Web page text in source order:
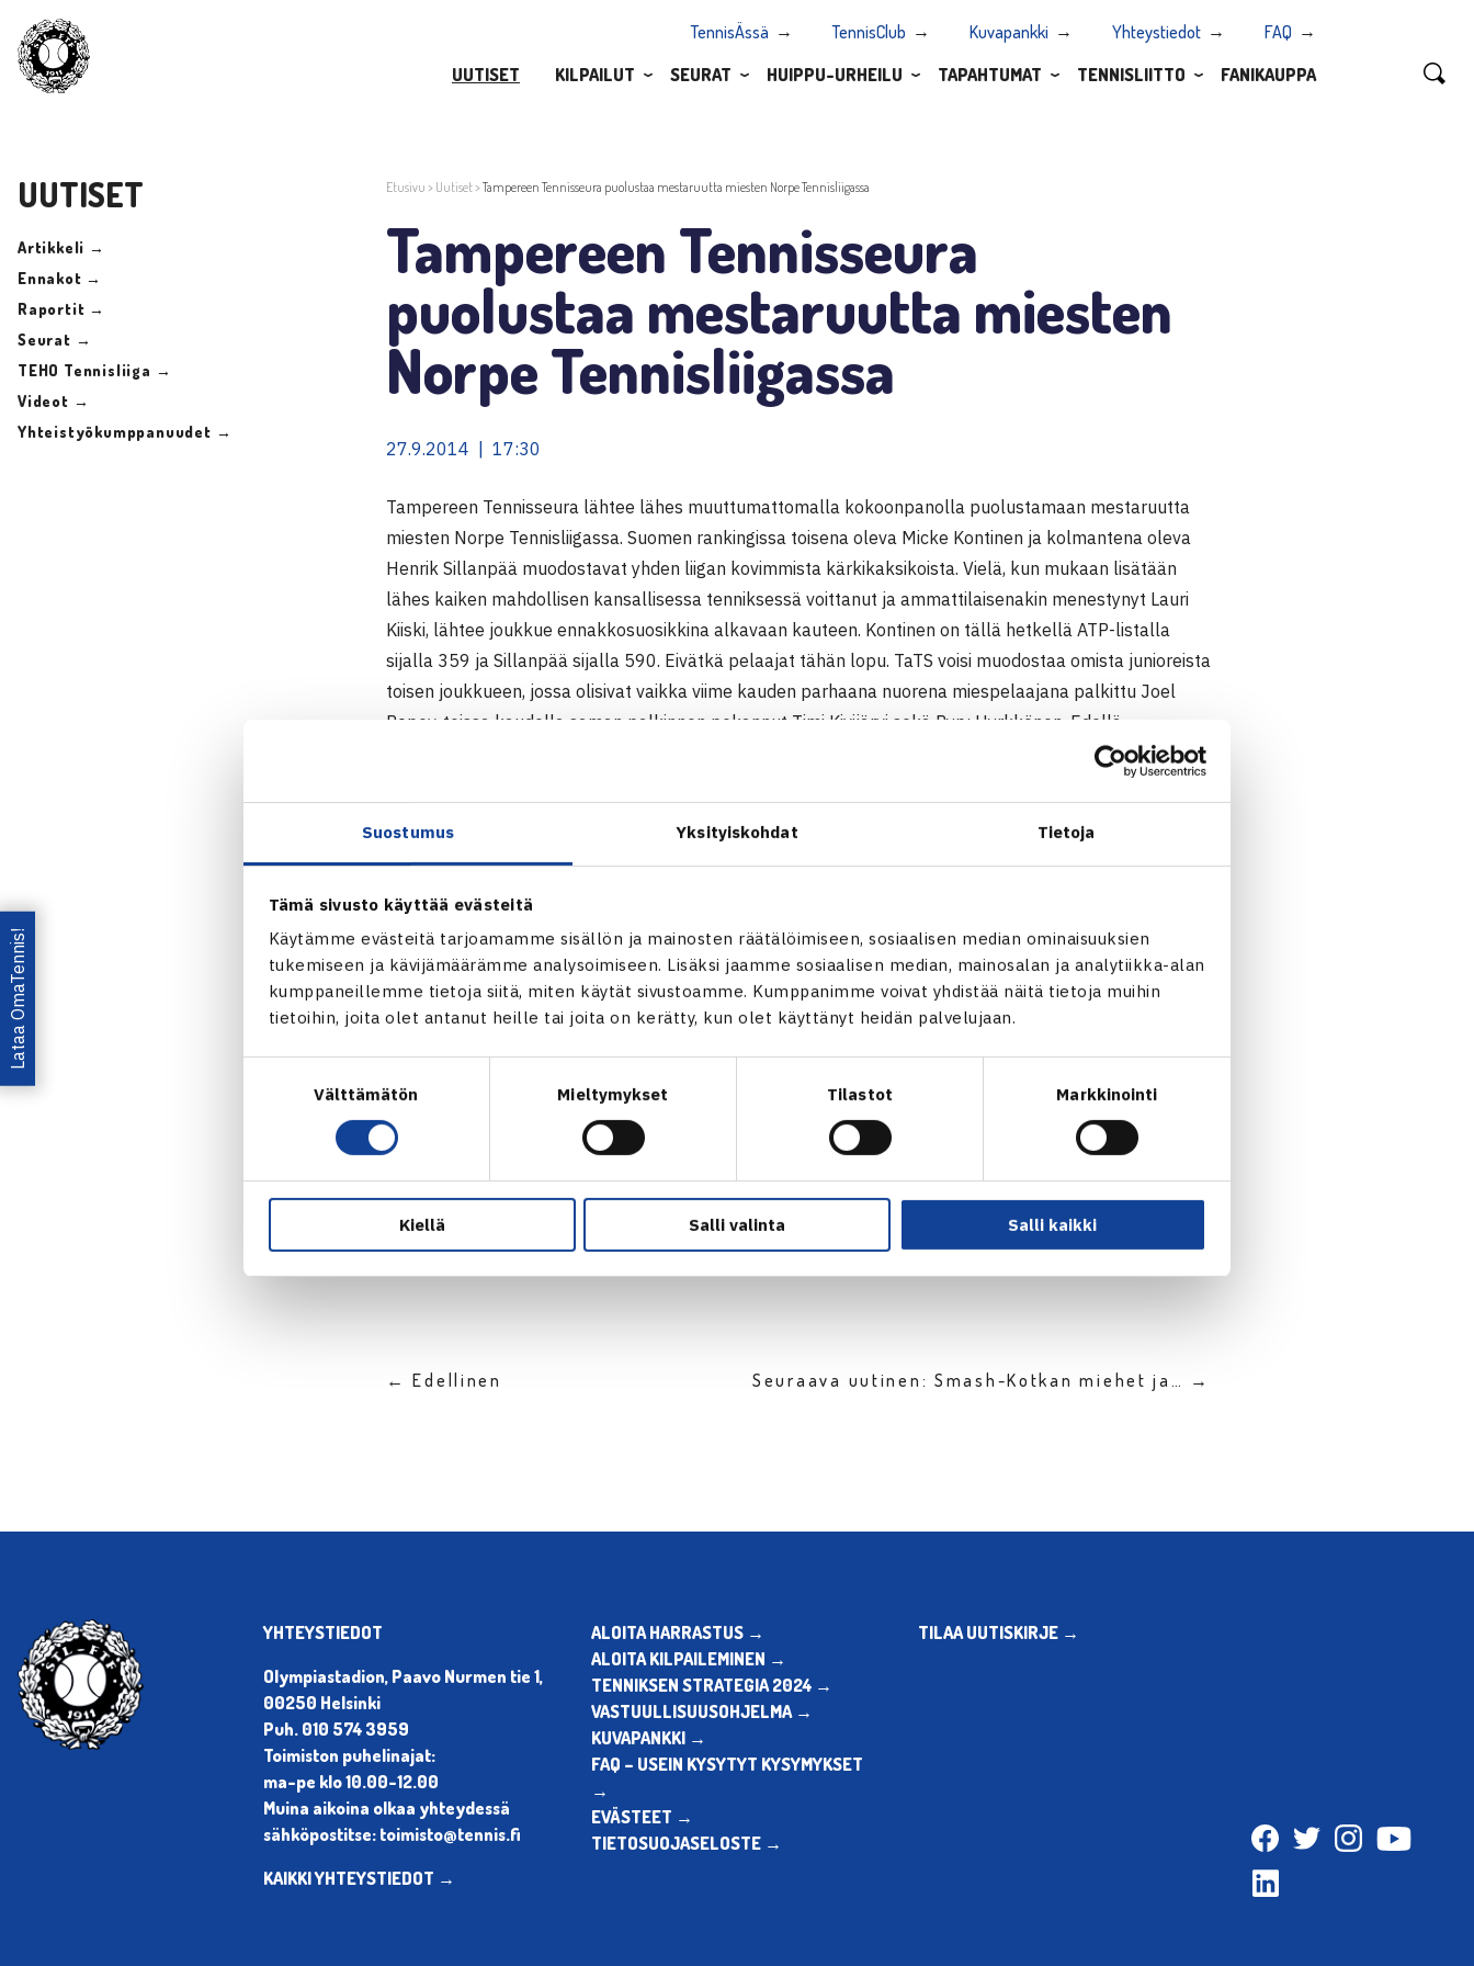
Suostumus Yksityiskohdat Tietoja
Tämä sivusto käyttää evästeitä
Käytämme evästeitä tarjoamamme sisällön ja mainosten räätälöimiseen, sosiaalisen median ominaisuuksien
tukemiseen ja kävijämäärämme analysoimiseen. Lisäksi jaamme sosiaalisen median, mainosalan ja analytiikka-alan
kumppaneillemme tietoja siitä, miten käytät sivustoamme. Kumppanimme voivat yhdistää näitä tietoja muihin
tietoihin, joita olet antanut heille tai joita on kerätty, kun olet käyttänyt heidän palvelujaan.
Välttämätön Mieltymykset Tilastot Markkinointi
Kiellä Salli valinta Salli kaikki
TennisÄssä TennisClub Kuvapankki Yhteystiedot
FAQ
UUTISET
KILPAILUT SEURAT HUIPPU-URHEILU TAPAHTUMAT TENNISLIITTO FANIKAUPPA
UUTISET
Artikkeli →
Ennakot →
Raportit →
Seurat →
TEHO Tennisliiga →
Videot →
Yhteistyökumppanuudet →
Etusivu > Uutiset>Tampereen Tennisseura puolustaa mestaruutta miesten Norpe Tennisliigassa
Tampereen Tennisseura
puolustaa mestaruutta miesten
Norpe Tennisliigassa
27.9.2014 | 17:30
Tampereen Tennisseura lähtee lähes muuttumattomalla kokoonpanolla puolustamaan mestaruutta
miesten Norpe Tennisliigassa. Suomen rankingissa toisena oleva Micke Kontinen ja kolmantena oleva
Henrik Sillanpää muodostavat yhden liigan kovimmista kärkikaksikoista. Vielä, kun mukaan lisätään
lähes kaiken mahdollisen kansallisessa tenniksessä voittanut ja ammattilaisenakin menestynyt Lauri
Kiiski, lähtee joukkue ennakkosuosikkina alkavaan kauteen. Kontinen on tällä hetkellä ATP-listalla
sijalla 359 ja Sillanpää sijalla 590. Eivätkä pelaajat tähän lopu. TaTS voisi muodostaa omista junioreista
toisen joukkueen, jossa olisivat vaikka viime kauden parhaana nuorena miespelaajana palkittu Joel
Popov, toissa kaudella saman palkinnon pokannut Timi Kivijärvi sekä Pyry Hyrkkönen. Edellä
mainittujen lisäksi tamperelaisten joukkueen vahvuuteen kuuluvat Leevi Leivo, Matias Kallio, Martin
Tamperelaiset ovat viideltä edelliseltä kaudelta ottaneet kolme mestaruutta, yhden hopean ja yhden
pronssin. Kaiken kaikkiaan seuralla on kasassa jo 16 liigamestaruutta ja alkavalla kaudella tavoitteena
ei voi olla mikään muu kuin yksi mestaruuspokaali lisää. Runkosarjassa kahden parhaan joukkoon
pääsy on tärkeää, sillä se takaa suoran välieräpaikan ja hyvät asetelmat mitalipeleihin. Viime kaudella
TaTS sijoittui runkosarjassa neljänneksi, mutta toimituksen arvio on, että sijoitus nousee pari pykälää
sijoille 1-2.
Miesten Norpe Tennisliiga käynnistyy kuluvana viikonloppuna pelattavilla kahdella kierroksella.
www.norpetennisliiga.fi
← Edellinen Seuraava uutinen: Smash-Kotkan miehet ja… →
Lataa OmaTennis!
YHTEYSTIEDOT
Olympiastadion, Paavo Nurmen tie 1,
00250 Helsinki
Puh. 010 574 3959
Toimiston puhelinajat:
ma-pe klo 10.00-12.00
Muina aikoina olkaa yhteydessä
sähköpostitse: toimisto@tennis.fi
KAIKKI YHTEYSTIEDOT →
ALOITA HARRASTUS →
ALOITA KILPAILEMINEN →
TENNIKSEN STRATEGIA 2024 →
VASTUULLISUUSOHJELMA →
KUVAPANKKI →
FAQ – USEIN KYSYTYT KYSYMYKSET
→
EVÄSTEET →
TIETOSUOJASELOSTE →
TILAA UUTISKIRJE →